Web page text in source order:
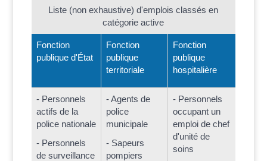
Liste (non exhaustive) d'emplois classés en
catégorie active
Fonction
publique d'État
Fonction
publique
territoriale
Fonction
publique
hospitalière
- Personnels
actifs de la
police nationale
- Personnels
de surveillance
- Agents de
police
municipale
- Sapeurs
pompiers
- Personnels
occupant un
emploi de chef
d'unité de
soins